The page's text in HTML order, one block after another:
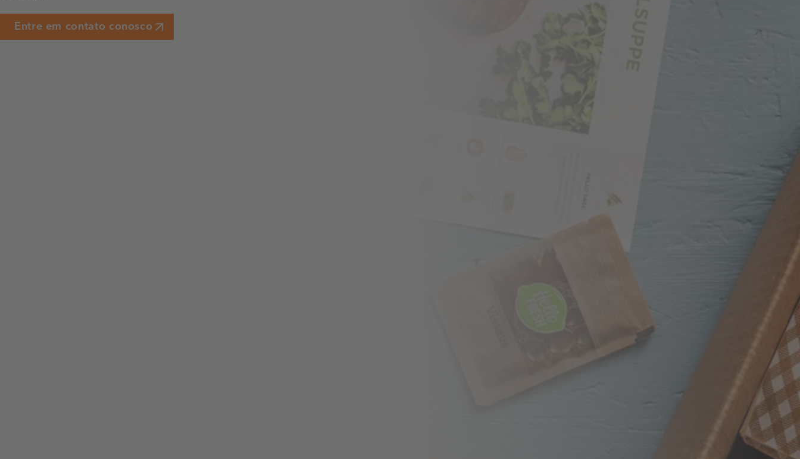
Entre em contato conosco